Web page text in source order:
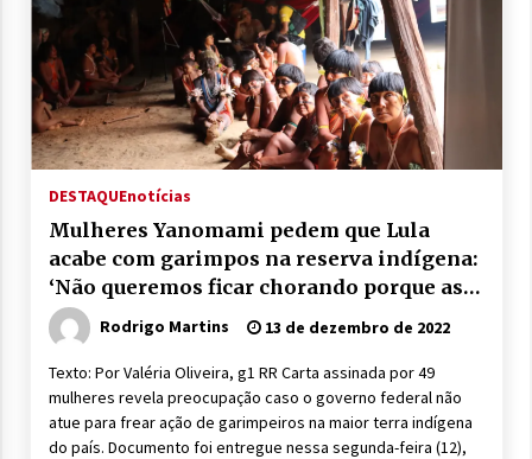
DESTAQUEnotícias
Mulheres Yanomami pedem que Lula
acabe com garimpos na reserva indígena:
‘Não queremos ficar chorando porque as
pessoas morrem’
Rodrigo Martins 13 de dezembro de 2022
Texto: Por Valéria Oliveira, g1 RR Carta assinada por 49
mulheres revela preocupação caso o governo federal não
atue para frear ação de garimpeiros na maior terra indígena
do país. Documento foi entregue nessa segunda-feira (12),